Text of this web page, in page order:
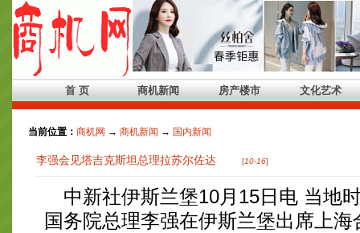
首 页 商机新闻 房产楼市 文化艺术
当前位置： 商机网 → 商机新闻 → 国内新闻
李强会见塔吉克斯坦总理拉苏尔佐达 [10-16]
中新社伊斯兰堡10月15日电 当地
国务院总理李强在伊斯兰堡出席上